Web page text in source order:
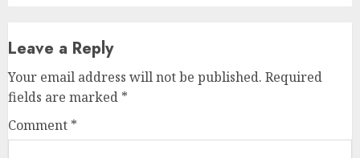
Leave a Reply
Your email address will not be published. Required
fields are marked *
Comment *